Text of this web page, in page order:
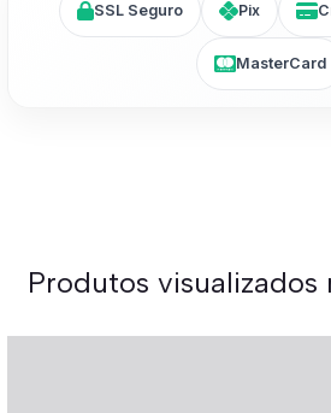
SSL Seguro Pix
MasterCard
Produtos